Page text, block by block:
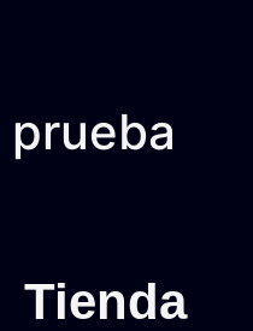
prueba
Tienda